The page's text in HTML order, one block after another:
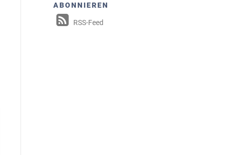
ABONNIEREN
RSS-Feed